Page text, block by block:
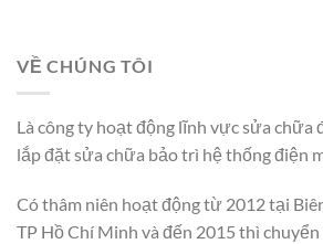
VỀ CHÚNG TÔI
Là công ty hoạt động lĩnh vực sửa chữa
lắp đặt sửa chữa bảo trì hệ thống điện
Có thâm niên hoạt động từ 2012 tại
TP Hồ Chí Minh và đến 2015 thì